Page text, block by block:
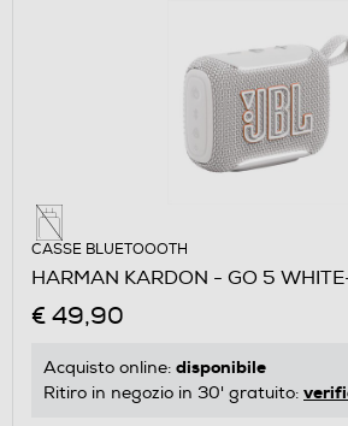
CASSE BLUETOOOTH
HARMAN KARDON - GO 5
€ 49,90
Acquisto online: disponibile
Ritiro in negozio in 30' gratuito: